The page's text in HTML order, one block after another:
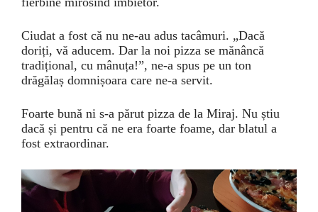
Ciudat a fost că nu ne-au adus tacâmuri. „Dacă
doriți, vă aducem. Dar la noi pizza se mănâncă
tradițional, cu mânuța!”, ne-a spus pe un ton
drăgălaș domnișoara care ne-a servit.
Foarte bună ni s-a părut pizza de la Miraj. Nu știu
dacă și pentru că ne era foarte foame, dar blatul a
fost extraordinar.